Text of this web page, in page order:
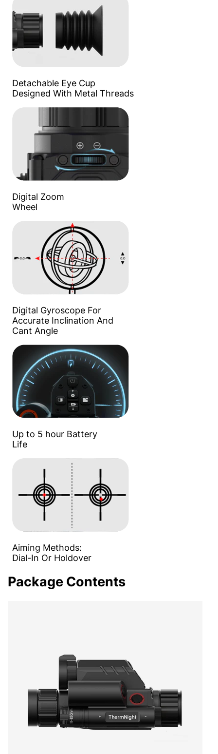
Detachable Eye Cup
Designed With Metal Threads
Digital Zoom
Wheel
Digital Gyroscope For
Accurate Inclination And
Cant Angle
Up to 5 hour Battery
Life
Aiming Methods:
Dial-In Or Holdover
Package Contents